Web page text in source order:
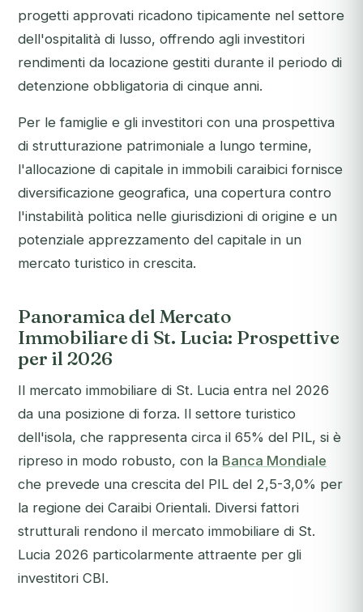
progetti approvati ricadono tipicamente nel settore
dell'ospitalità di lusso, offrendo agli investitori
rendimenti da locazione gestiti durante il periodo di
detenzione obbligatoria di cinque anni.
Per le famiglie e gli investitori con una prospettiva
di strutturazione patrimoniale a lungo termine,
l'allocazione di capitale in immobili caraibici fornisce
diversificazione geografica, una copertura contro
l'instabilità politica nelle giurisdizioni di origine e un
potenziale apprezzamento del capitale in un
mercato turistico in crescita.
Panoramica del Mercato
Immobiliare di St. Lucia: Prospettive
per il 2026
Il mercato immobiliare di St. Lucia entra nel 2026
da una posizione di forza. Il settore turistico
dell'isola, che rappresenta circa il 65% del PIL, si è
ripreso in modo robusto, con la Banca Mondiale
che prevede una crescita del PIL del 2,5-3,0% per
la regione dei Caraibi Orientali. Diversi fattori
strutturali rendono il mercato immobiliare di St.
Lucia 2026 particolarmente attraente per gli
investitori CBI.